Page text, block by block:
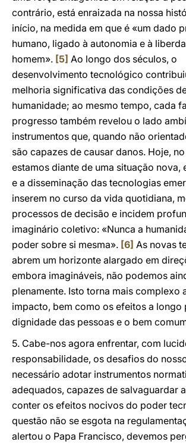
contrário, está enraizada na nossa
início, na medida em que é «um dado
humano, ligado à autonomia e à
homem». [5] Ao longo dos séculos, o
desenvolvimento tecnológico
melhoria significativa das condições
humanidade; ao mesmo tempo, cada
progresso também revelou o lado
instrumentos que, quando não
são capazes de causar danos. Hoje,
estamos diante de uma situação nova,
e a disseminação das tecnologias
inserem no curso da vida quotidiana,
processos de decisão e incidem
imaginário coletivo: «Nunca a
poder sobre si mesma». [6] As novas
abrem um horizonte alargado em
embora imagináveis, não podemos
plenamente. Isto torna mais complexo
impacto, bem como os efeitos a longo
dignidade das pessoas e o bem
5. Cabe-nos agora enfrentar, com
responsabilidade, os desafios do
necessário adotar instrumentos
adequados, capazes de salvaguardar
conter os efeitos nocivos do poder
questão não se esgota na
alertou o Papa Francisco, devemos